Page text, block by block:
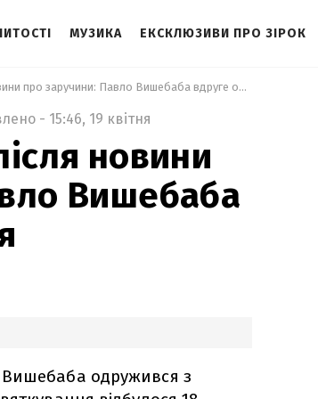
МУЗИКА ЕКСКЛЮЗИВИ ПРО ЗІРОК
Через два тижні після новини про заручини: Павло Вишебаба вдруге одружився
- 15:46, 19 квітня
новини
Вишебаба
одружився з